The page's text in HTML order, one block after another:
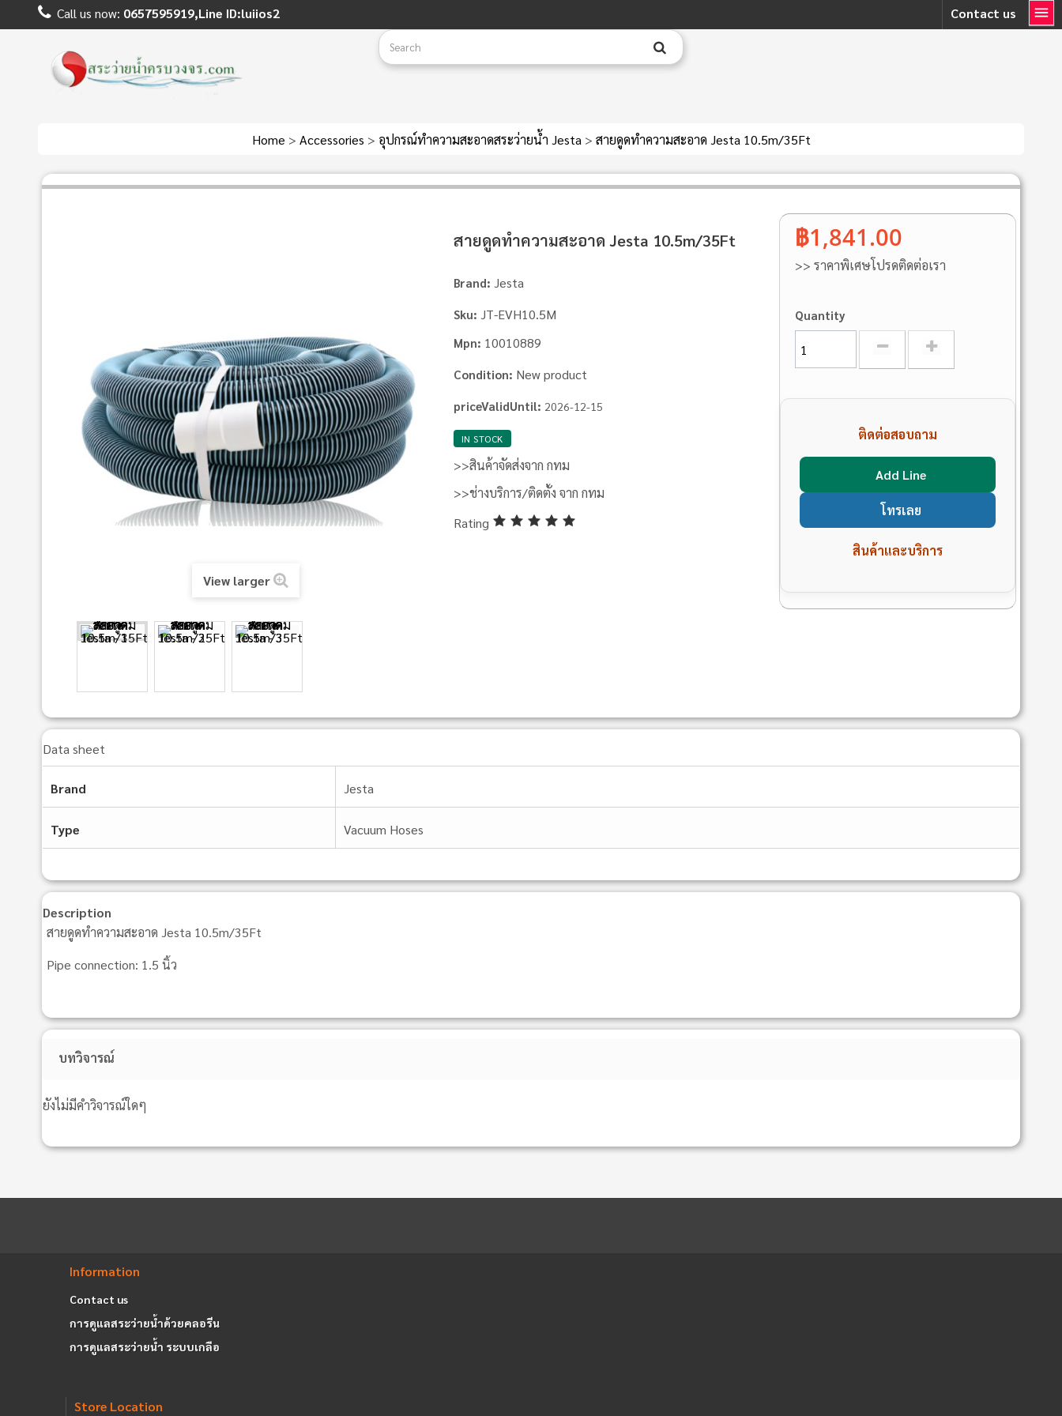
Contact us
Call us now: 0657595919,Line ID:luiios2
Home > Accessories > อุปกรณ์ทำความสะอาดสระว่ายน้ำ Jesta > สายดูดทำความสะอาด Jesta 10.5m/35Ft
View larger
สายดูดทำความสะอาด Jesta 10.5m/35Ft
Brand: Jesta
Sku: JT-EVH10.5M
Mpn: 10010889
Condition: New product
priceValidUntil: 2026-12-15
IN STOCK
>>สินค้าจัดส่งจาก กทม
>>ช่างบริการ/ติดตั้ง จาก กทม
Rating
฿1,841.00
>> ราคาพิเศษโปรดติดต่อเรา
Quantity
ติดต่อสอบถาม
Add Line
โทรเลย
สินค้าและบริการ
Data sheet
Brand Jesta
Type Vacuum Hoses
Description
สายดูดทำความสะอาด Jesta 10.5m/35Ft
Pipe connection: 1.5 นิ้ว
บทวิจารณ์
ยังไม่มีคำวิจารณ์ใดๆ
Information
Contact us
การดูแลสระว่ายน้ำด้วยคลอรีน
การดูแลสระว่ายน้ำ ระบบเกลือ
Store Location